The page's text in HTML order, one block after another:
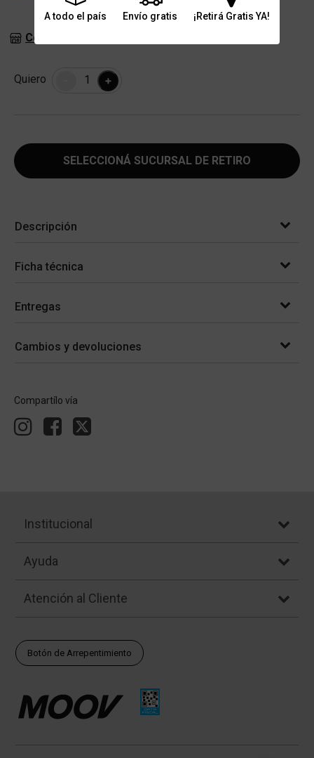
A todo el país Envío gratis ¡Retirá Gratis YA!
Consultar stock en sucursales
Quiero Cantidad +
SELECCIONÁ SUCURSAL DE RETIRO
Descripción
Ficha técnica
Entregas
Cambios y devoluciones
Compartílo vía
Institucional
Ayuda
Atención al Cliente
Botón de Arrepentimiento